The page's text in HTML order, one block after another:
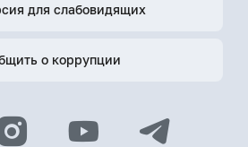
для слабовидящих
о коррупции